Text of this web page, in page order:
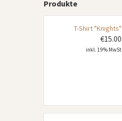
Produkte
T-Shirt "Knights"
€15.00
inkl. 19% MwSt